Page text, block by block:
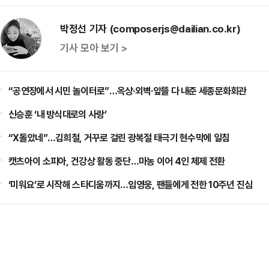
박정선 기자 (composerjs@dailian.co.kr)
기사 모아 보기 >
“공연장에서 시민 놀이터로”…옥상·외벽·앞뜰 다 내준 세종문화회관
신승훈 ‘내 방식대로의 사랑’
“X돌았네”…김희철, 거꾸로 걸린 광복절 태극기 현수막에 일침
캣츠아이 소피아, 건강상 활동 중단…마농 이어 4인 체제 전환
‘미워요’로 시작해 스타디움까지…임영웅, 팬들에게 전한 10주년 진심